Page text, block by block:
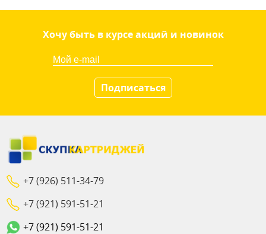
Хочу быть в курсе акций и новинок
Подписаться
+7 (926) 511-34-79
+7 (921) 591-51-21
+7 (921) 591-51-21